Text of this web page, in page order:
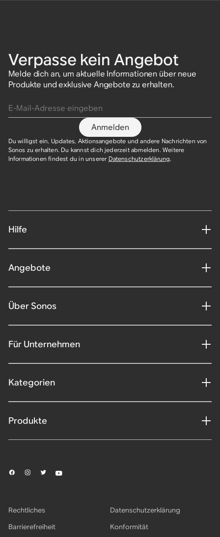
Verpasse kein Angebot
Melde dich an, um aktuelle Informationen über neue
Produkte und exklusive Angebote zu erhalten.
Anmelden
Du willigst ein, Updates, Aktionsangebote und andere Nachrichten von
Sonos zu erhalten. Du kannst dich jederzeit abmelden. Weitere
Informationen findest du in unserer Datenschutzerklärung.​
Hilfe
Angebote
Über Sonos
Für Unternehmen
Kategorien
Produkte
Rechtliches
Datenschutzerklärung
Barrierefreiheit
Konformität